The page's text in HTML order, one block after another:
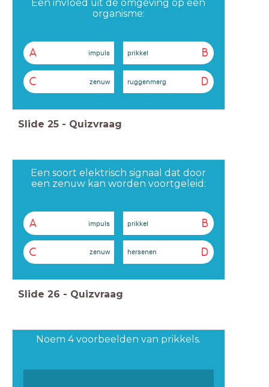
Een invloed uit de omgeving op een
organisme:
A impuls B
prikkel
C zenuw D
ruggenmerg
Slide 25 - Quizvraag
Een soort elektrisch signaal dat door
een zenuw kan worden voortgeleid:
A impuls B
prikkel
C zenuw D
hersenen
Slide 26 - Quizvraag
Noem 4 voorbeelden van prikkels.